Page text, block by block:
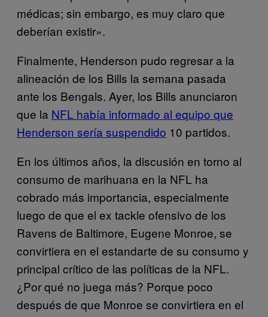
médicas; sin embargo, es muy claro que
deberían existir».
Finalmente, Henderson pudo regresar a la
alineación de los Bills la semana pasada
ante los Bengals. Ayer, los Bills anunciaron
que la NFL había informado al equipo que
Henderson sería suspendido 10 partidos.
En los últimos años, la discusión en torno al
consumo de marihuana en la NFL ha
cobrado más importancia, especialmente
luego de que el ex tackle ofensivo de los
Ravens de Baltimore, Eugene Monroe, se
convirtiera en el estandarte de su consumo y
principal crítico de las políticas de la NFL.
¿Por qué no juega más? Porque poco
después de que Monroe se convirtiera en el